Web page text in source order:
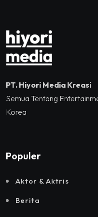
PT. Hiyori Media Kreasi
Semua Tentang
Korea
Populer
Aktor & Aktris
Berita